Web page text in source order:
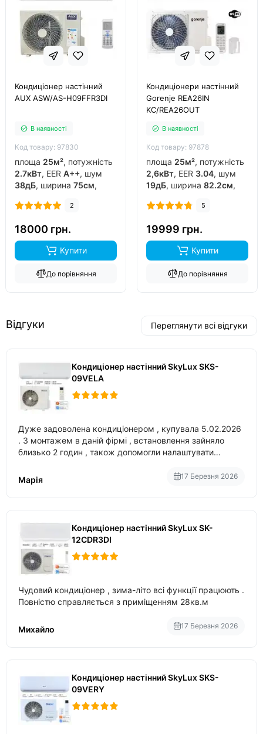
Кондиціонер настінний
AUX ASW/AS-H09FFR3DI
В наявності
Код товару: 97830
площа 25м², потужність
2.7кВт, EER A++, шум
38дБ, ширина 75см,
китай, інвертор
2
18000 грн.
Купити
До порівняння
Кондиціонери настінний
Gorenje REA26IN
KC/REA26OUT
В наявності
Код товару: 97878
площа 25м², потужність
2,6кВт, EER 3.04, шум
19дБ, ширина 82.2см,
китай, інвертор
5
19999 грн.
Купити
До порівняння
Відгуки Переглянути всі відгуки
Кондиціонер настінний SkyLux SKS-
09VELA
Дуже задоволена кондиціонером , купувала 5.02.2026
. З монтажем в даній фірмі , встановлення зайняло
близько 2 годин , також допомогли налаштувати
Марія
17 Березня 2026
Кондиціонер настінний SkyLux SK-
12CDR3DI
Чудовий кондиціонер , зима-літо всі функції працюють .
Повністю справляється з приміщенням 28кв.м
Михайло 17 Березня 2026
Кондиціонер настінний SkyLux SKS-
09VERY